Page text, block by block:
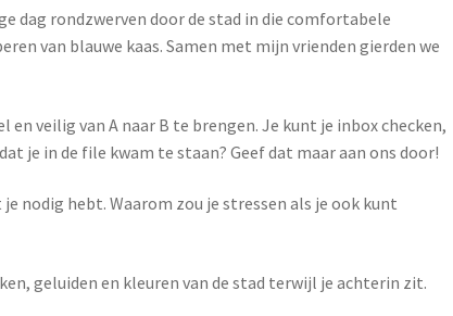
dag rondzwerven door de stad in die comfortabele
van blauwe kaas. Samen met mijn vrienden gierden we
veilig van A naar B te brengen. Je kunt je inbox checken,
je in de file kwam te staan? Geef dat maar aan ons door!
nodig hebt. Waarom zou je stressen als je ook kunt
geluiden en kleuren van de stad terwijl je achterin zit.